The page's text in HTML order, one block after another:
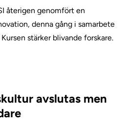
återigen genomfört en
denna gång i samarbete
stärker blivande forskare.
avslutas men